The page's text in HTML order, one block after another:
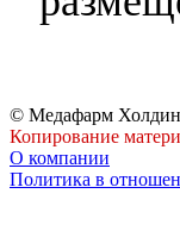
© Медафарм
Копирование
О компании
Политика в